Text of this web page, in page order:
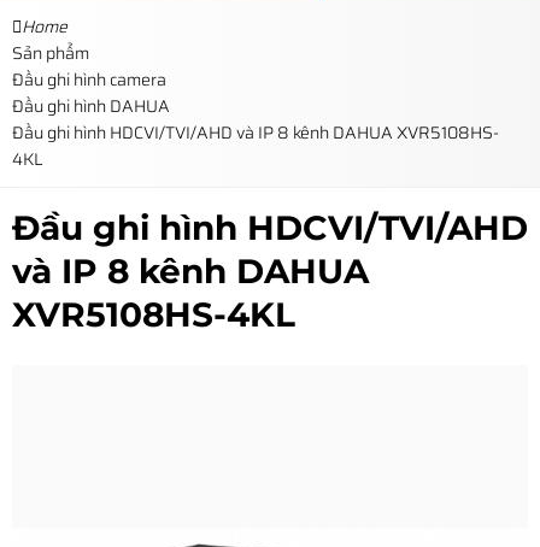
Home
Sản phẩm
Đầu ghi hình camera
Đầu ghi hình DAHUA
Đầu ghi hình HDCVI/TVI/AHD và IP 8 kênh DAHUA XVR5108HS-
4KL
Đầu ghi hình HDCVI/TVI/AHD
và IP 8 kênh DAHUA
XVR5108HS-4KL